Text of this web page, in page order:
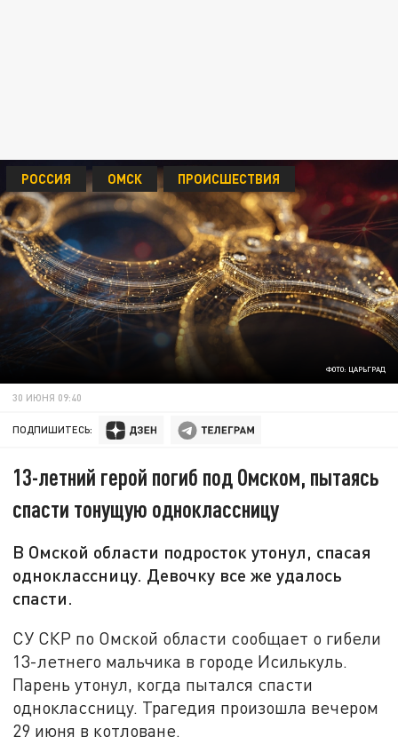
ФОТО: ЦАРЬГРАД
РОССИЯ ОМСК ПРОИСШЕСТВИЯ
30 ИЮНЯ 09:40
ПОДПИШИТЕСЬ:
13-летний герой погиб под Омском, пытаясь
спасти тонущую одноклассницу
В Омской области подросток утонул, спасая
одноклассницу. Девочку все же удалось
спасти.
СУ СКР по Омской области сообщает о гибели
13-летнего мальчика в городе Исилькуль.
Парень утонул, когда пытался спасти
одноклассницу. Трагедия произошла вечером
29 июня в котловане.